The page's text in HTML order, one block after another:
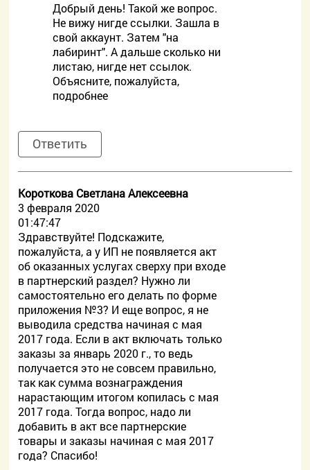
Добрый день! Такой же вопрос.
Не вижу нигде ссылки. Зашла в
свой аккаунт. Затем "на
лабиринт". А дальше сколько ни
листаю, нигде нет ссылок.
Объясните, пожалуйста,
подробнее
Ответить
Короткова Светлана Алексеевна
3 февраля 2020
01:47:47
Здравствуйте! Подскажите,
пожалуйста, а у ИП не появляется акт
об оказанных услугах сверху при входе
в партнерский раздел? Нужно ли
самостоятельно его делать по форме
приложения №3? И еще вопрос, я не
выводила средства начиная с мая
2017 года. Если в акт включать только
заказы за январь 2020 г., то ведь
получается это не совсем правильно,
так как сумма вознаграждения
нарастающим итогом копилась с мая
2017 года. Тогда вопрос, надо ли
добавить в акт все партнерские
товары и заказы начиная с мая 2017
года? Спасибо!